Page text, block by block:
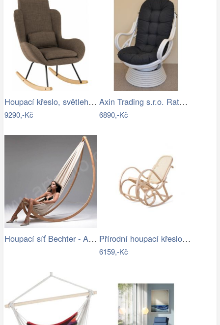
Houpací křeslo, světlehnědá látka /…
9290,-Kč
Axin Trading s.r.o. Ratanové houpací…
6890,-Kč
Houpací síť Bechter - Artedio.cz Přírodní houpací křeslo s výpletem - AT
6159,-Kč